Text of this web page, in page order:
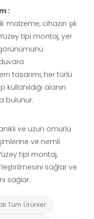
:
cihazın şık
tipi montaj, yer
tasarımı, her türlü
alanın
bulunur.
ve uzun ömürlü
ve nemli
tipi montaj,
sağlar ve
sağlar.
Tüm Ürünler